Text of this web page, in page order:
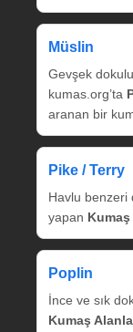
Müslin
Gevşek
kumas.org’ta
aranan bir
Pike / Terry
Havlu benzeri
yapan
Poplin
İnce ve sık
Kumaş